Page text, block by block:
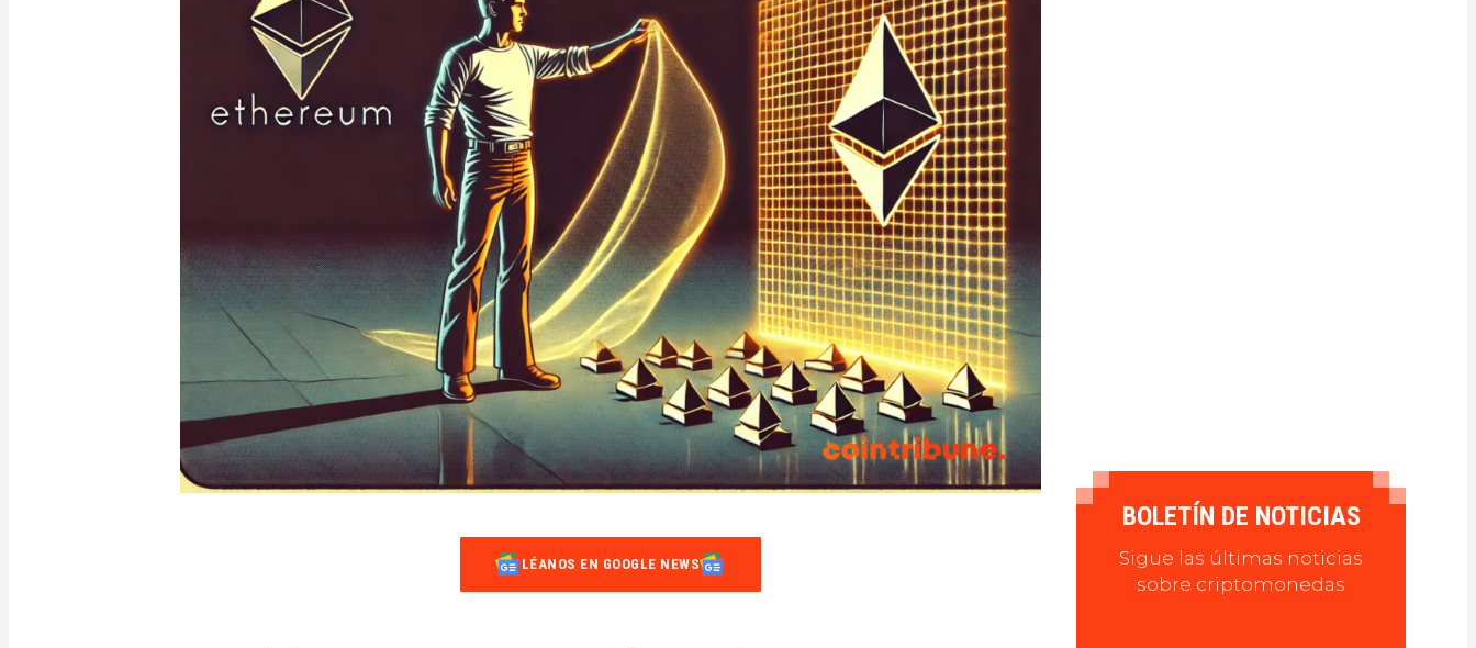
LÉANOS EN GOOGLE NEWS
BOLETÍN DE NOTICIAS
Sigue las últimas noticias
sobre criptomonedas